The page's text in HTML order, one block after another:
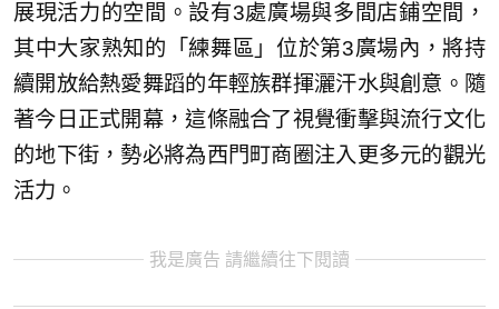
展現活力的空間。設有3處廣場與多間店鋪空間，
其中大家熟知的「練舞區」位於第3廣場內，將持
續開放給熱愛舞蹈的年輕族群揮灑汗水與創意。隨
著今日正式開幕，這條融合了視覺衝擊與流行文化
的地下街，勢必將為西門町商圈注入更多元的觀光
活力。
我是廣告 請繼續往下閱讀